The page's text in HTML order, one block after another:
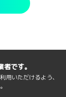
です。
用いただけるよう、